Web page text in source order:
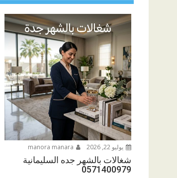
يوليو 22, 2026
شغالات بالشهر جده السليمانية
0571400979